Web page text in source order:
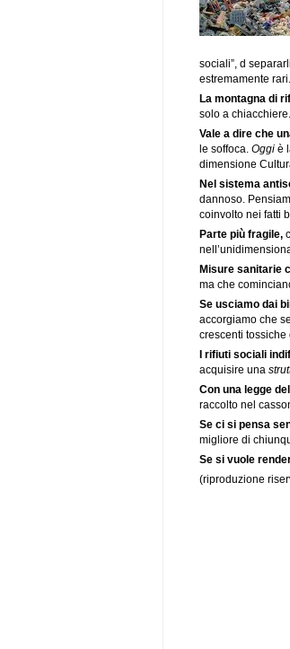
sociali”, d
estremamente rari.
La montagna di
solo a
Vale a dire che
le soffoca. Oggi è
dimensione
Nel sistema
dannoso.
coinvolto nei fatti
Parte più fragile,
Misure sanitarie
ma che
Se usciamo dai
accorgiamo che
crescenti
I rifiuti sociali
acquisire una
Con una legge
raccolto nel
Se ci si pensa
migliore di
Se si vuole
(riproduzione